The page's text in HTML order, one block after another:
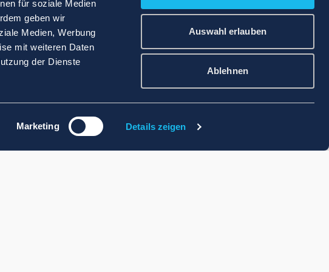
für soziale Medien
geben wir
Medien, Werbung
mit weiteren Daten
der Dienste
Marketing Details zeigen
Auswahl erlauben
Ablehnen